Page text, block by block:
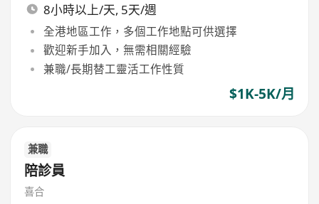
8小時以上/天, 5天/週
全港地區工作，多個工作地點可供選擇
歡迎新手加入，無需相關經驗
兼職/長期替工靈活工作性質
$1K-5K/月
兼職
陪診員
喜合